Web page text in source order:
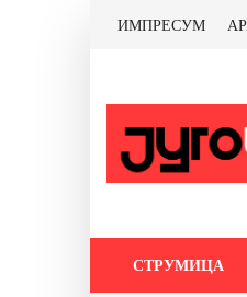
ИМПРЕСУМ
СТРУМИЦА